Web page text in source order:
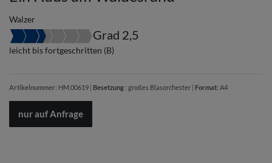
Walzer
Grad 2,5
leicht bis fortgeschritten (B)
Artikelnummer: HM.00619 | Besetzung : großes Blasorchester | Format: A4
nur auf Anfrage